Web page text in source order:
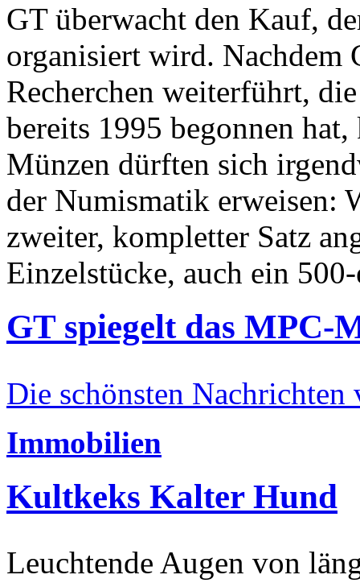
GT überwacht den Kauf,
organisiert wird. Nachdem
Recherchen weiterführt,
bereits 1995 begonnen
Münzen dürften sich
der Numismatik erweisen:
zweiter, kompletter Satz
Einzelstücke, auch ein
GT spiegelt das MPC-
Die schönsten Nachrichten
Immobilien
Kultkeks Kalter Hund
Leuchtende Augen von